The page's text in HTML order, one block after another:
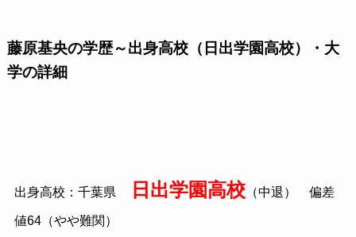
藤原基央の学歴～出身高校（日出学園高校）・大
学の詳細
出身高校：千葉県 日出学園高校（中退） 偏差
値64（やや難関）